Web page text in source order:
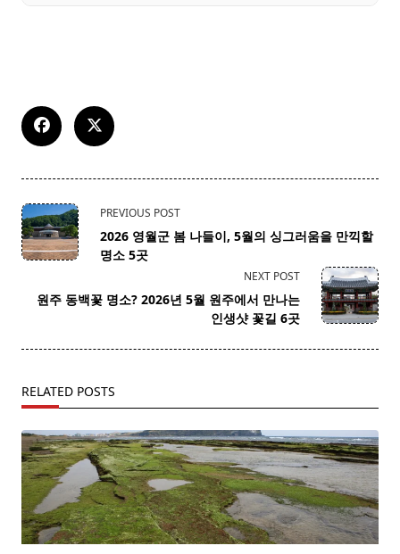
<span
class="nav-
subtitle
reader-
PREVIOUS POST
2026 영월군 봄 나들이, 5월의 싱그러움을 만끽할
명소 5곳
NEXT POST
원주 동백꽃 명소? 2026년 5월 원주에서 만나는
인생샷 꽃길 6곳
RELATED POSTS